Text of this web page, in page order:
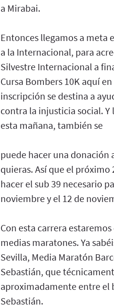
a Mirabai.
Entonces llegamos a meta
a la Internacional, para
Silvestre Internacional a
Cursa Bombers 10K aquí
inscripción se destina a
contra la injusticia social.
esta mañana, también se
puede hacer una donación
quieras. Así que el
hacer el sub 39 necesario
noviembre y el 12 de
Con esta carrera
medias maratones. Ya
Sevilla, Media Maratón
Sebastián, que
aproximadamente entre el
Sebastián.